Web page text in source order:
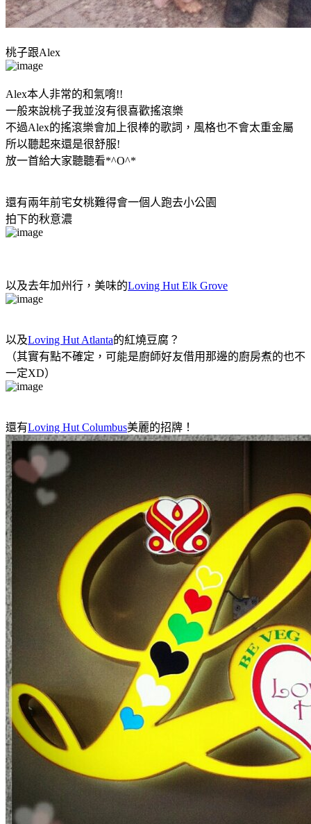
桃子跟Alex
Alex本人非常的和氣唷!!
一般來說桃子我並沒有很喜歡搖滾樂
不過Alex的搖滾樂會加上很棒的歌詞，風格也不會太重金屬
所以聽起來還是很舒服!
放一首給大家聽聽看*^O^*
還有兩年前宅女桃難得會一個人跑去小公園
拍下的秋意濃
以及去年加州行，美味的Loving Hut Elk Grove
以及Loving Hut Atlanta的紅燒豆腐？
（其實有點不確定，可能是廚師好友借用那邊的廚房煮的也不
一定XD）
還有Loving Hut Columbus美麗的招牌！